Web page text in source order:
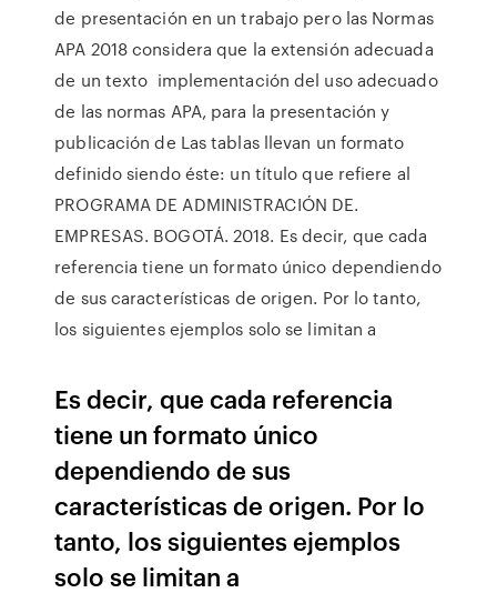
de presentación en un trabajo pero las Normas
APA 2018 considera que la extensión adecuada
de un texto implementación del uso adecuado
de las normas APA, para la presentación y
publicación de Las tablas llevan un formato
definido siendo éste: un título que refiere al
PROGRAMA DE ADMINISTRACIÓN DE.
EMPRESAS. BOGOTÁ. 2018. Es decir, que cada
referencia tiene un formato único dependiendo
de sus características de origen. Por lo tanto,
los siguientes ejemplos solo se limitan a
Es decir, que cada referencia
tiene un formato único
dependiendo de sus
características de origen. Por lo
tanto, los siguientes ejemplos
solo se limitan a